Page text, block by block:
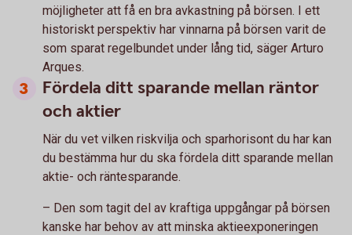
möjligheter att få en bra avkastning på börsen. I ett
historiskt perspektiv har vinnarna på börsen varit de
som sparat regelbundet under lång tid, säger Arturo
Arques.
Fördela ditt sparande mellan räntor
och aktier
När du vet vilken riskvilja och sparhorisont du har kan
du bestämma hur du ska fördela ditt sparande mellan
aktie- och räntesparande.
– Den som tagit del av kraftiga uppgångar på börsen
kanske har behov av att minska aktieexponeringen